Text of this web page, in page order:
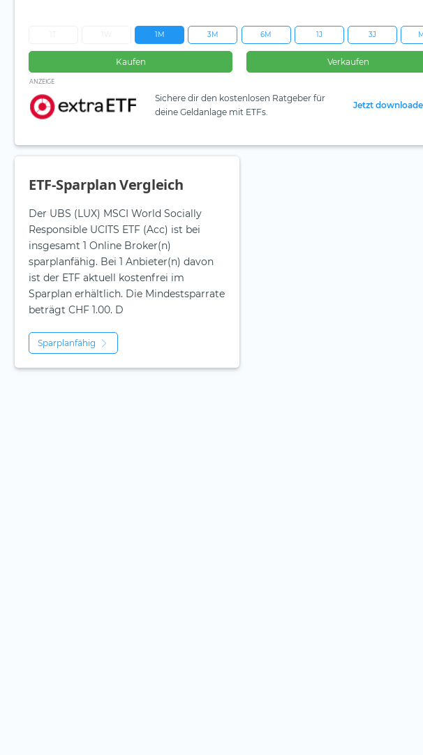
1M 3M 6M 1J 3J
Kaufen Verkaufen
ANZEIGE
Sichere dir den kostenlosen Ratgeber für
deine Geldanlage mit ETFs.
Jetzt
ETF-Sparplan Vergleich
Der UBS (LUX) MSCI World Socially
Responsible UCITS ETF (Acc) ist bei
insgesamt 1 Online Broker(n)
sparplanfähig. Bei 1 Anbieter(n) davon
ist der ETF aktuell kostenfrei im
Sparplan erhältlich. Die Mindestsparrate
beträgt CHF 1.00. D
Sparplanfähig